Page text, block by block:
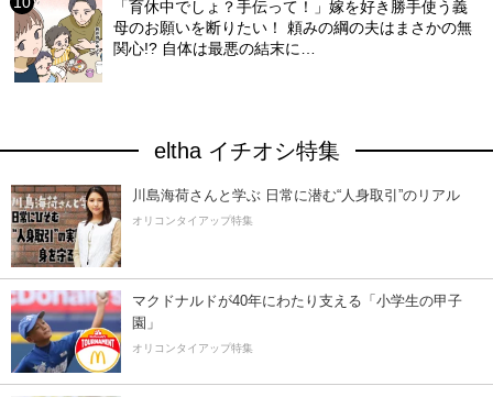
「育休中でしょ？手伝って！」嫁を好き勝手使う義
母のお願いを断りたい！ 頼みの綱の夫はまさかの無
関心!? 自体は最悪の結末に…
eltha イチオシ特集
川島海荷さんと学ぶ 日常に潜む“人身取引”のリアル
オリコンタイアップ特集
マクドナルドが40年にわたり支える「小学生の甲子
園」
オリコンタイアップ特集